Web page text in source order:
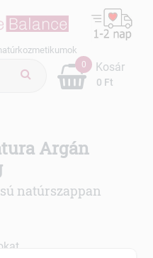
0
0 Ft
Kosár
Argán
natúrszappan